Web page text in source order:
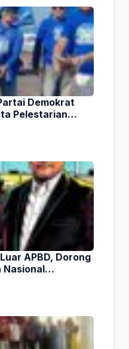
Demokrat
Pelestarian
APBD, Dorong
Nasional